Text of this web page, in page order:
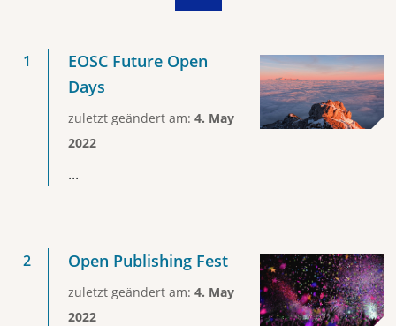
EOSC Future Open
Days
zuletzt geändert am: 4. May
2022
...
Open Publishing Fest
zuletzt geändert am: 4. May
2022